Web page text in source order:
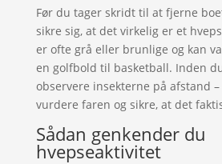
Før du tager skridt til at fjerne
sikre sig, at det virkelig er et
er ofte grå eller brunlige og kan
en golfbold til basketball. Inden
observere insekterne på afstand
vurdere faren og sikre, at det
Sådan genkender du
hvepseaktivitet